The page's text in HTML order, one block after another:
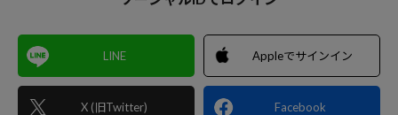
LINE
X (旧Twitter)
Appleでサインイン
Facebook